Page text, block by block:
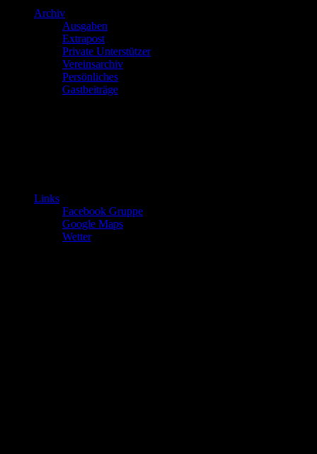
Archiv
Ausgaben
Extrapost
Private Unterstützer
Vereinsarchiv
Persönliches
Gastbeiträge
Links
Facebook Gruppe
Google Maps
Wetter